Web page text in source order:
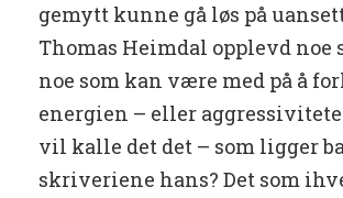
gemytt kunne gå løs på
Thomas Heimdal opplevd noe
noe som kan være med på å
energien – eller
vil kalle det det – som ligger
skriveriene hans? Det som